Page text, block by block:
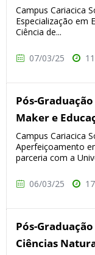
Campus Cariacica
Especialização em
Ciência de...
07/03/25
Pós-
Maker e
Campus Cariacica
Aperfeiçoamento
parceria com a
06/03/25
Pós-
Ciências